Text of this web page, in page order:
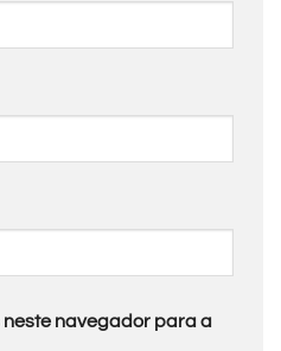
navegador para a